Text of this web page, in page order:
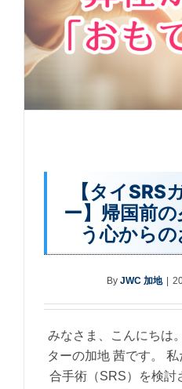
【タイSRS
ー】帰国前
う心から
By JWC 加地
みなさま、こんにちは
ターの加地 茜です。
合手術（SRS）を検討